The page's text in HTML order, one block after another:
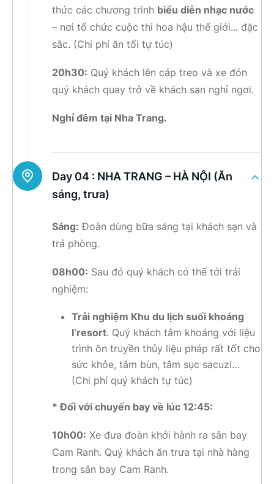
thức các chương trình biểu diễn nhạc nước
– nơi tổ chức cuộc thi hoa hậu thế giới... đặc
sắc. (Chi phí ăn tối tự túc)
20h30: Quý khách lên cáp treo và xe đón
quý khách quay trở về khách sạn nghỉ ngơi.
Nghỉ đêm tại Nha Trang.
Day 04 : NHA TRANG – HÀ NỘI (Ăn
sáng, trưa)
Sáng: Đoàn dùng bữa sáng tại khách sạn và
trả phòng.
08h00: Sau đó quý khách có thể tới trải
nghiệm:
Trải nghiệm Khu du lịch suối khoáng
I’resort. Quý khách tắm khoáng với liệu
trình ôn truyền thủy liệu pháp rất tốt cho
sức khỏe, tắm bùn, tắm sục sacuzi…
(Chi phí quý khách tự túc)
* Đối với chuyến bay về lúc 12:45:
10h00: Xe đưa đoàn khởi hành ra sân bay
Cam Ranh. Quý khách ăn trưa tại nhà hàng
trong sân bay Cam Ranh.